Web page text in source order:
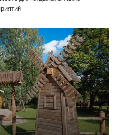
с магазином. В городе
отдых в Беларуси в сельской
телефону.
2017